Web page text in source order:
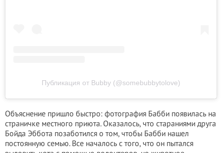
Публикация от Bubby (@somebubbytolove)
Объяснение пришло быстро: фотография Бабби появилась на
страничке местного приюта. Оказалось, что стараниями друга
Бойда Эббота позаботился о том, чтобы Бабби нашел
постоянную семью. Все началось с того, что он пытался